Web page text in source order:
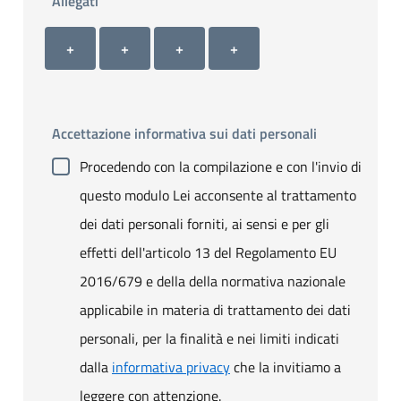
Allegato 1
+
Allegato 2
+
Allegato 3
+
Allegato 4
+
Accettazione informativa sui dati personali
Procedendo con la compilazione e con l'invio di
questo modulo Lei acconsente al trattamento
dei dati personali forniti, ai sensi e per gli
effetti dell'articolo 13 del Regolamento EU
2016/679 e della della normativa nazionale
applicabile in materia di trattamento dei dati
personali, per la finalità e nei limiti indicati
dalla informativa privacyche la invitiamo a
leggere con attenzione.